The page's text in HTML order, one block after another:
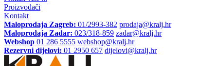
Proizvođači
Kontakt
Maloprodaja Zagreb: 01/2993-382 prodaja@kralj.hr
Maloprodaja Zadar: 023/318-859 zadar@kralj.hr
Webshop 01 286 5555 webshop@kralj.hr
Rezervni dijelovi: 01 2950 657 dijelovi@kralj.hr